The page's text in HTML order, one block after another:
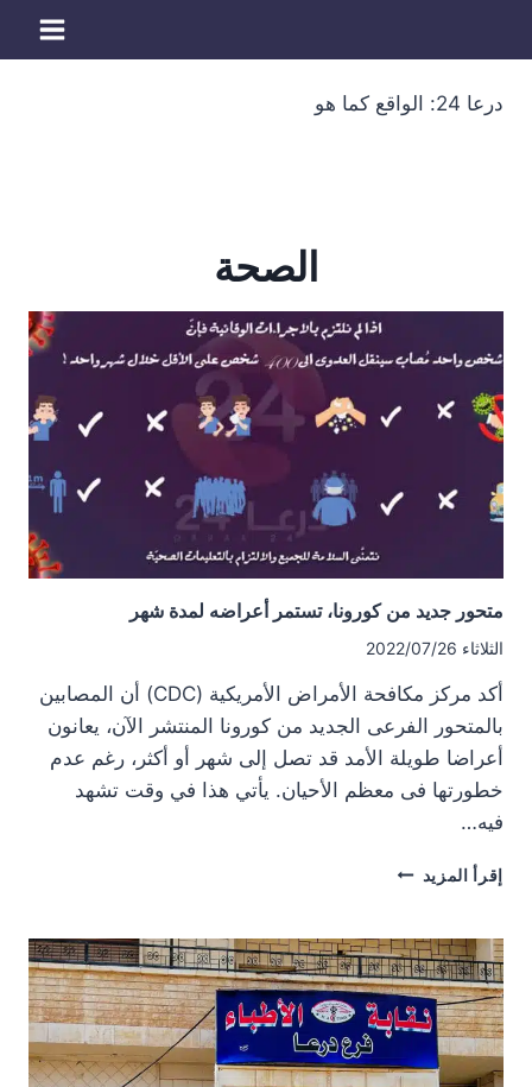
درعا 24: الواقع كما هو
الصحة
متحور جديد من كورونا، تستمر أعراضه لمدة شهر
الثلاثاء 2022/07/26
أكد مركز مكافحة الأمراض الأمريكية (CDC) أن المصابين
بالمتحور الفرعى الجديد من كورونا المنتشر الآن، يعانون
أعراضا طويلة الأمد قد تصل إلى شهر أو أكثر، رغم عدم
خطورتها فى معظم الأحيان. يأتي هذا في وقت تشهد
فيه…
إقرأ المزيد متحور
كورونا،
تستمر
أعراضه
لمدة
شهر